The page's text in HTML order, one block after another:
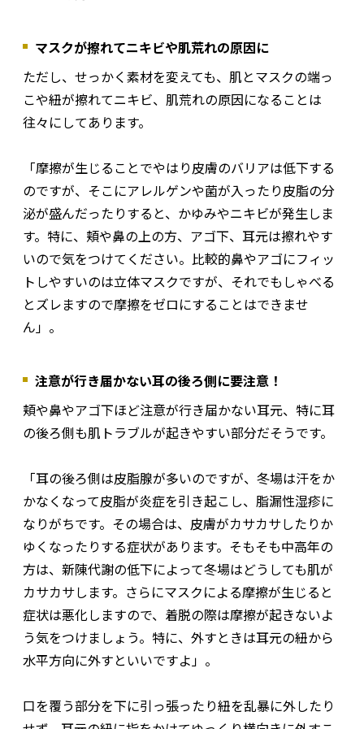
マスクが擦れてニキビや肌荒れの原因に
ただし、せっかく素材を変えても、肌とマスクの端っ
こや紐が擦れてニキビ、肌荒れの原因になることは
往々にしてあります。
「摩擦が生じることでやはり皮膚のバリアは低下する
のですが、そこにアレルゲンや菌が入ったり皮脂の分
泌が盛んだったりすると、かゆみやニキビが発生しま
す。特に、頬や鼻の上の方、アゴ下、耳元は擦れやす
いので気をつけてください。比較的鼻やアゴにフィッ
トしやすいのは立体マスクですが、それでもしゃべる
とズレますので摩擦をゼロにすることはできませ
ん」。
注意が行き届かない耳の後ろ側に要注意！
頬や鼻やアゴ下ほど注意が行き届かない耳元、特に耳
の後ろ側も肌トラブルが起きやすい部分だそうです。
「耳の後ろ側は皮脂腺が多いのですが、冬場は汗をか
かなくなって皮脂が炎症を引き起こし、脂漏性湿疹に
なりがちです。その場合は、皮膚がカサカサしたりか
ゆくなったりする症状があります。そもそも中高年の
方は、新陳代謝の低下によって冬場はどうしても肌が
カサカサします。さらにマスクによる摩擦が生じると
症状は悪化しますので、着脱の際は摩擦が起きないよ
う気をつけましょう。特に、外すときは耳元の紐から
水平方向に外すといいですよ」。
口を覆う部分を下に引っ張ったり紐を乱暴に外したり